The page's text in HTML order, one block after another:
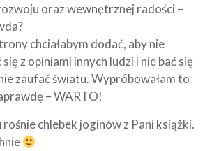
oraz wewnętrznej radości –
chciałabym dodać, aby nie
z opiniami innych ludzi i nie bać się
zaufać światu. Wypróbowałam to
– WARTO!
rośnie chlebek joginów z Pani książki.